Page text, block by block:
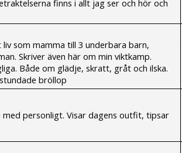
finns i allt jag ser och hör och
som mamma till 3 underbara barn,
Skriver även här om min viktkamp.
Både om glädje, skratt, gråt och ilska.
bröllop
personligt. Visar dagens outfit, tipsar